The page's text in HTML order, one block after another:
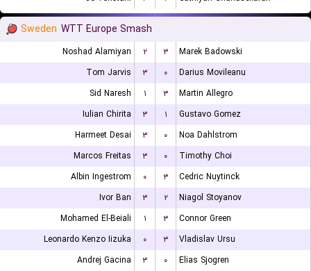
Sweden WTT Europe Smash
Noshad Alamiyan ۲ ۳
Marek Badowski
Tom Jarvis
۳ ۰
Darius Movileanu
Sid Naresh
۱ ۳
Martin Allegro
Iulian Chirita
۳ ۱
Gustavo Gomez
Harmeet Desai
۳ ۰
Noa Dahlstrom
Marcos Freitas
۳ ۰
Timothy Choi
Albin Ingestrom
۰ ۳
Cedric Nuytinck
Ivor Ban
۳ ۲
Niagol Stoyanov
Mohamed El-Beiali
۱ ۳
Connor Green
Leonardo Kenzo Iizuka
۰ ۳
Vladislav Ursu
Andrej Gacina
۳ ۰
Elias Sjogren